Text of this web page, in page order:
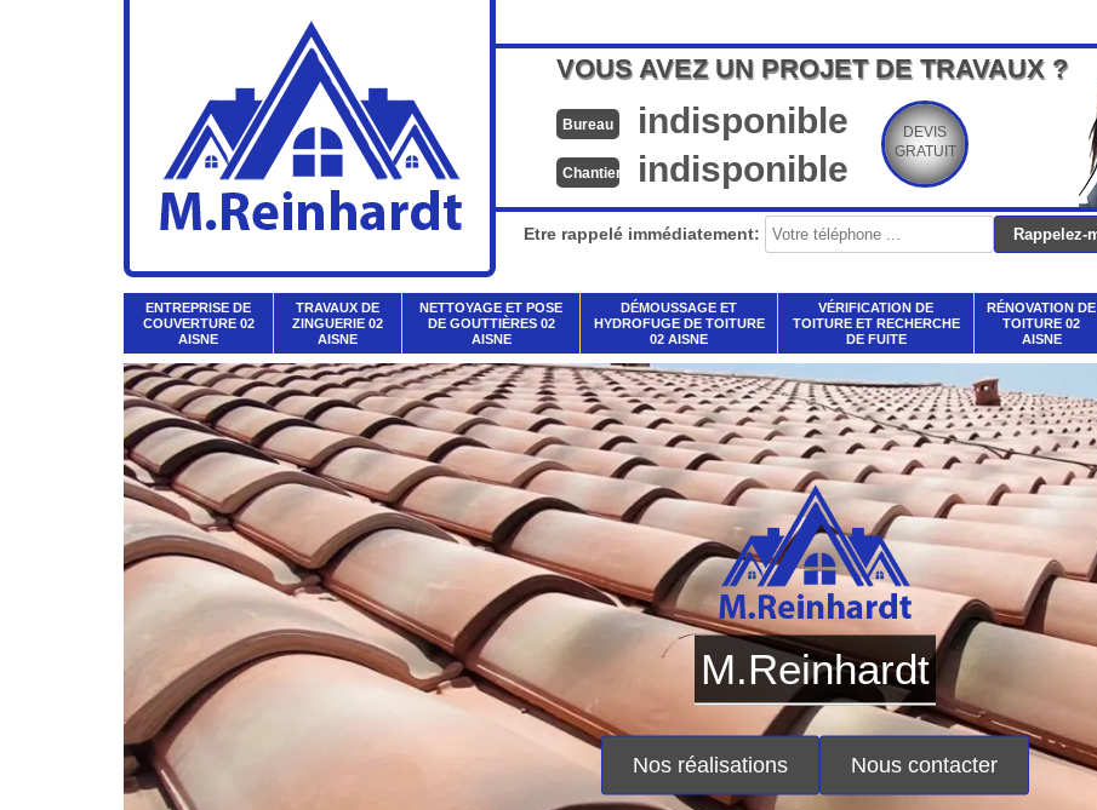
VOUS AVEZ UN PROJET DE TRAVAUX ?
Bureau indisponible
Chantier indisponible
DEVIS
GRATUIT
Etre rappelé immédiatement:
ENTREPRISE DE
COUVERTURE 02
AISNE
TRAVAUX DE
ZINGUERIE 02
AISNE
NETTOYAGE ET POSE
DE GOUTTIÈRES 02
AISNE
DÉMOUSSAGE ET
HYDROFUGE DE TOITURE
02 AISNE
VÉRIFICATION DE
TOITURE ET RECHERCHE
DE FUITE
RÉNOVATION DE
TOITURE 02
AISNE
M.Reinhardt
Nos réalisations Nous contacter